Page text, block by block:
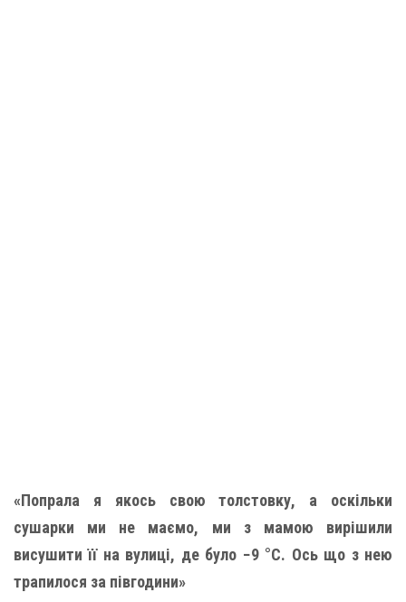
«Попрала я якось свою толстовку, а оскільки
сушарки ми не маємо, ми з мамою вирішили
висушити її на вулиці, де було −9 °С. Ось що з нею
трапилося за півгодини»